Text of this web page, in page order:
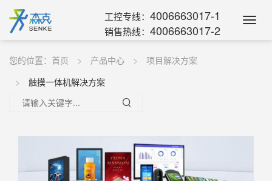
工控专线： 4006663017-1
销售热线： 4006663017-2
您的位置： 首页 产品中心
项目解决方案
触摸一体机解决方案